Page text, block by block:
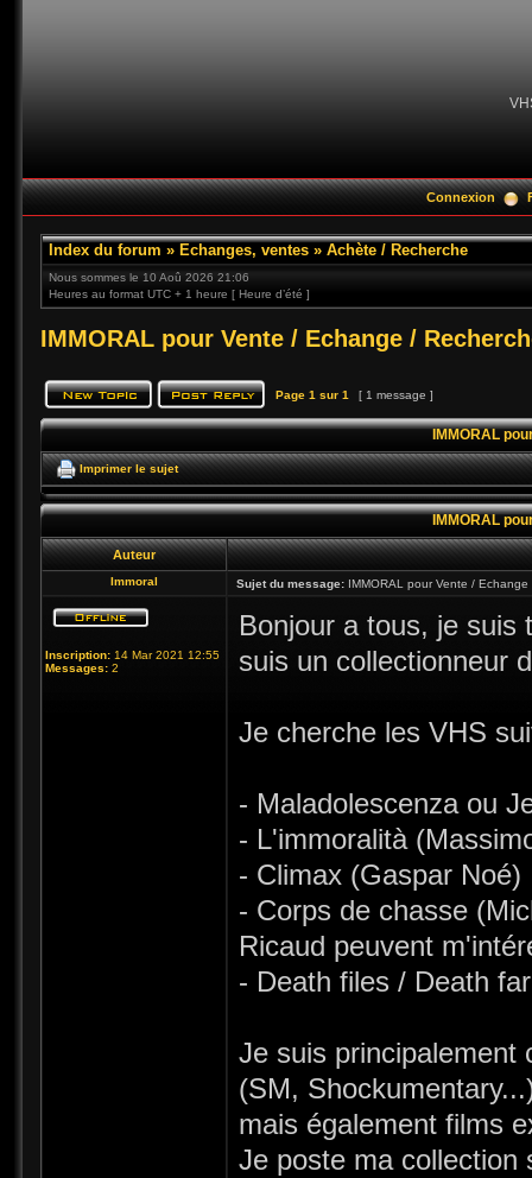
Connexion
Index du forum » Echanges, ventes » Achète / Recherche
Nous sommes le 10 Aoû 2026 21:06
Heures au format UTC + 1 heure [ Heure d’été ]
IMMORAL pour Vente / Echange /
Page 1 sur 1 [ 1 message ]
IMMORAL
Imprimer le sujet
IMMORAL
Auteur
Immoral Sujet du message: IMMORAL pour Vente / Echange
Inscription: 14 Mar 2021 12:55
Messages: 2
Bonjour a tous, je suis
suis un collectionneur
Je cherche les VHS
- Maladolescenza ou
- L'immoralità
- Climax (Gaspar Noé)
- Corps de chasse
Ricaud peuvent
- Death files / Death
Je suis
(SM,
mais également films
Je poste ma collection